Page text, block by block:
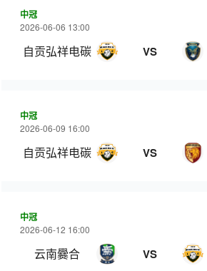
中冠
2026-06-06 13:00
自贡弘祥电碳 VS
中冠
2026-06-09 16:00
自贡弘祥电碳 VS
中冠
2026-06-12 16:00
云南爨合 VS